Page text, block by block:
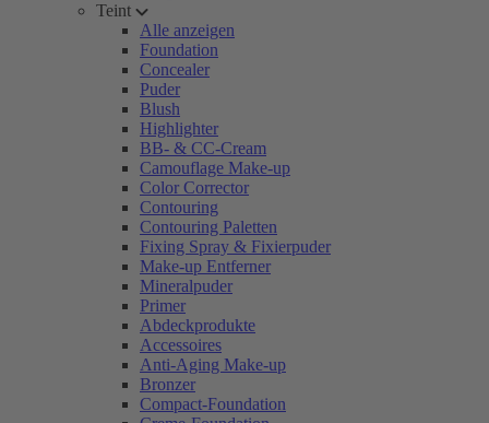
Teint
Alle anzeigen
Foundation
Concealer
Puder
Blush
Highlighter
BB- & CC-Cream
Camouflage Make-up
Color Corrector
Contouring
Contouring Paletten
Fixing Spray & Fixierpuder
Make-up Entferner
Mineralpuder
Primer
Abdeckprodukte
Accessoires
Anti-Aging Make-up
Bronzer
Compact-Foundation